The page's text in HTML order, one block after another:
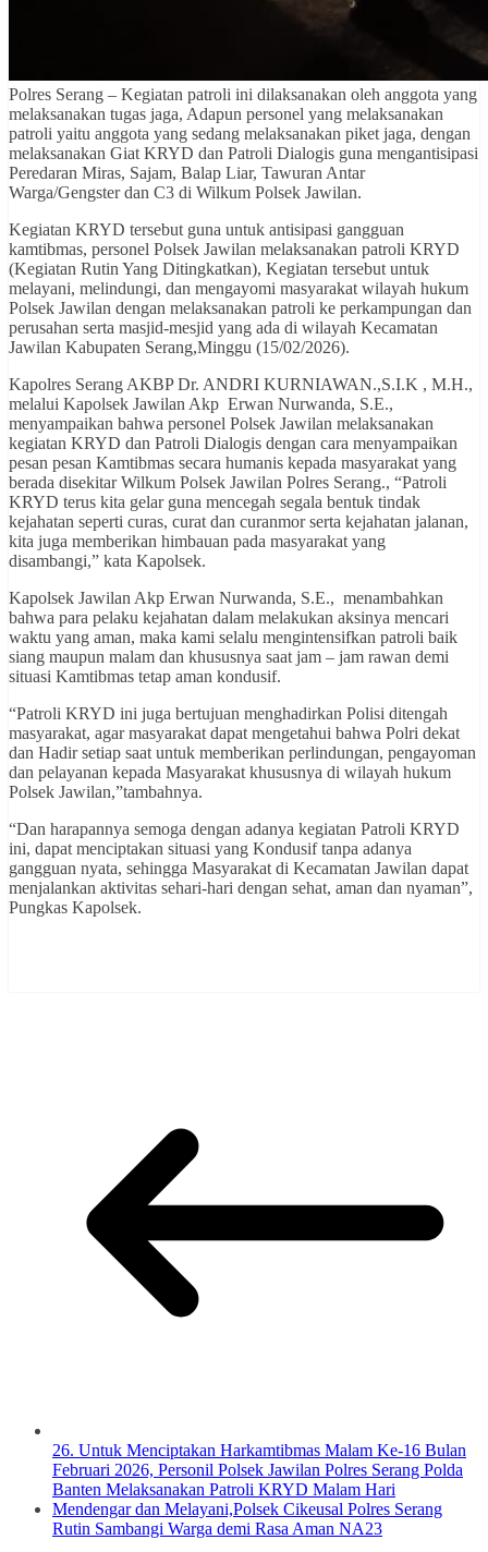
Polres Serang – Kegiatan patroli ini dilaksanakan oleh anggota yang
melaksanakan tugas jaga, Adapun personel yang melaksanakan
patroli yaitu anggota yang sedang melaksanakan piket jaga, dengan
melaksanakan Giat KRYD dan Patroli Dialogis guna mengantisipasi
Peredaran Miras, Sajam, Balap Liar, Tawuran Antar
Warga/Gengster dan C3 di Wilkum Polsek Jawilan.
Kegiatan KRYD tersebut guna untuk antisipasi gangguan
kamtibmas, personel Polsek Jawilan melaksanakan patroli KRYD
(Kegiatan Rutin Yang Ditingkatkan), Kegiatan tersebut untuk
melayani, melindungi, dan mengayomi masyarakat wilayah hukum
Polsek Jawilan dengan melaksanakan patroli ke perkampungan dan
perusahan serta masjid-mesjid yang ada di wilayah Kecamatan
Jawilan Kabupaten Serang,Minggu (15/02/2026).
Kapolres Serang AKBP Dr. ANDRI KURNIAWAN.,S.I.K , M.H.,
melalui Kapolsek Jawilan Akp Erwan Nurwanda, S.E.,
menyampaikan bahwa personel Polsek Jawilan melaksanakan
kegiatan KRYD dan Patroli Dialogis dengan cara menyampaikan
pesan pesan Kamtibmas secara humanis kepada masyarakat yang
berada disekitar Wilkum Polsek Jawilan Polres Serang., “Patroli
KRYD terus kita gelar guna mencegah segala bentuk tindak
kejahatan seperti curas, curat dan curanmor serta kejahatan jalanan,
kita juga memberikan himbauan pada masyarakat yang
disambangi,” kata Kapolsek.
Kapolsek Jawilan Akp Erwan Nurwanda, S.E., menambahkan
bahwa para pelaku kejahatan dalam melakukan aksinya mencari
waktu yang aman, maka kami selalu mengintensifkan patroli baik
siang maupun malam dan khususnya saat jam – jam rawan demi
situasi Kamtibmas tetap aman kondusif.
“Patroli KRYD ini juga bertujuan menghadirkan Polisi ditengah
masyarakat, agar masyarakat dapat mengetahui bahwa Polri dekat
dan Hadir setiap saat untuk memberikan perlindungan, pengayoman
dan pelayanan kepada Masyarakat khususnya di wilayah hukum
Polsek Jawilan,”tambahnya.
“Dan harapannya semoga dengan adanya kegiatan Patroli KRYD
ini, dapat menciptakan situasi yang Kondusif tanpa adanya
gangguan nyata, sehingga Masyarakat di Kecamatan Jawilan dapat
menjalankan aktivitas sehari-hari dengan sehat, aman dan nyaman”,
Pungkas Kapolsek.
26. Untuk Menciptakan Harkamtibmas Malam Ke-16 Bulan
Februari 2026, Personil Polsek Jawilan Polres Serang Polda
Banten Melaksanakan Patroli KRYD Malam Hari
Mendengar dan Melayani,Polsek Cikeusal Polres Serang
Rutin Sambangi Warga demi Rasa Aman NA23